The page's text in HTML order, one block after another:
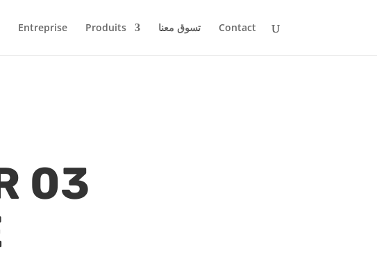
Entreprise Produits تسوق معنا Contact
03